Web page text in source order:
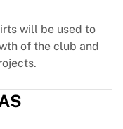
will be used to
of the club and